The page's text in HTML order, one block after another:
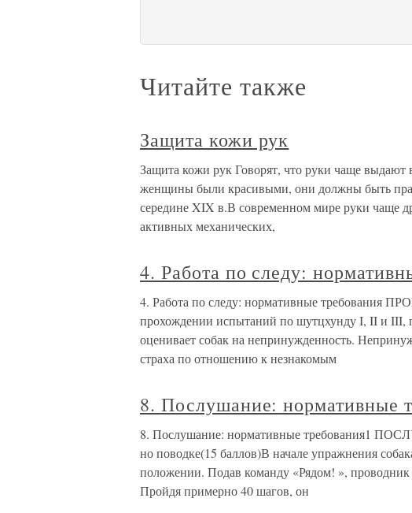
Читайте также
Защита кожи рук
Защита кожи рук Говорят, что руки чаще
женщины были красивыми, они должны быть
середине XIX в.В современном мире руки чаще
активных механических,
4. Работа по следу:
4. Работа по следу: нормативные
прохождении испытаний по шутцхунду I, II и III,
оценивает собак на непринужденность.
страха по отношению к незнакомым
8. Послушание: нормативные
8. Послушание: нормативные требования1
но поводке(15 баллов)В начале упражнения
положении. Подав команду «Рядом! », проводник
Пройдя примерно 40 шагов, он